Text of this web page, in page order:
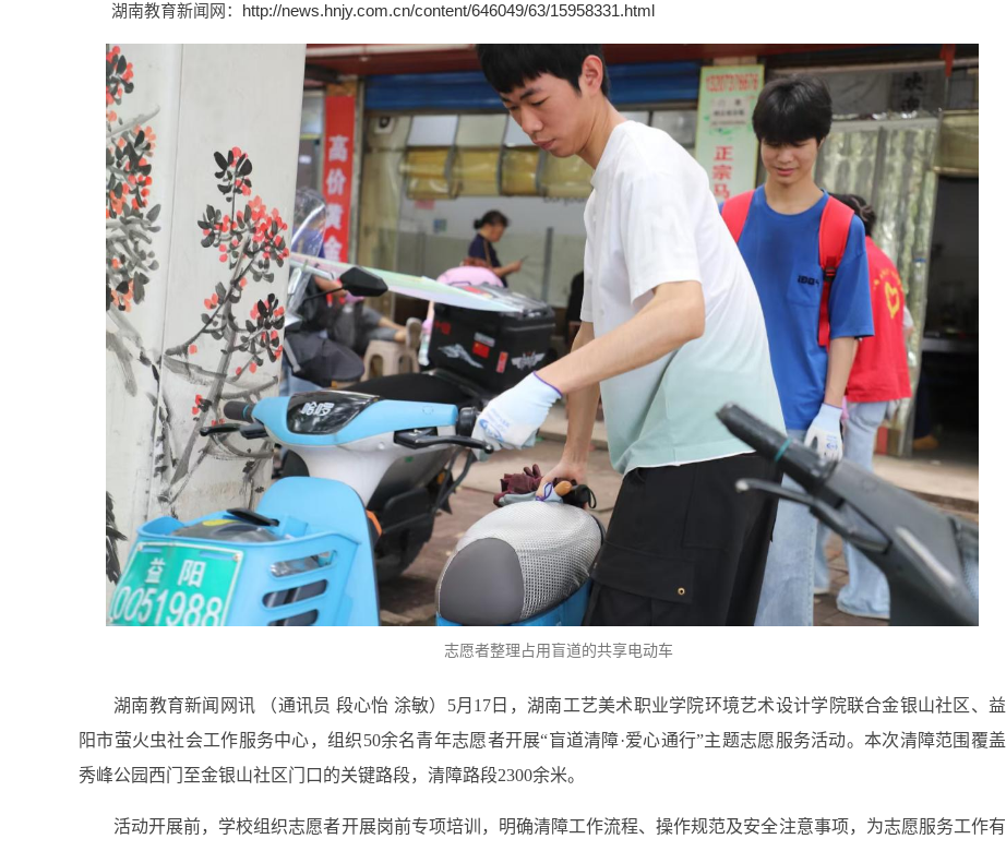
湖南教育新闻网： http://news.hnjy.com.cn/content/646049/63/15958331.html
志愿者整理占用盲道的共享电动车
湖南教育新闻网讯 （通讯员 段心怡 涂敏）5月17日，湖南工艺美术职业学院环境艺术设计学院联合金银山社区、益
阳市萤火虫社会工作服务中心，组织50余名青年志愿者开展“盲道清障·爱心通行”主题志愿服务活动。本次清障范围覆盖
秀峰公园西门至金银山社区门口的关键路段，清障路段2300余米。
活动开展前，学校组织志愿者开展岗前专项培训，明确清障工作流程、操作规范及安全注意事项，为志愿服务工作有